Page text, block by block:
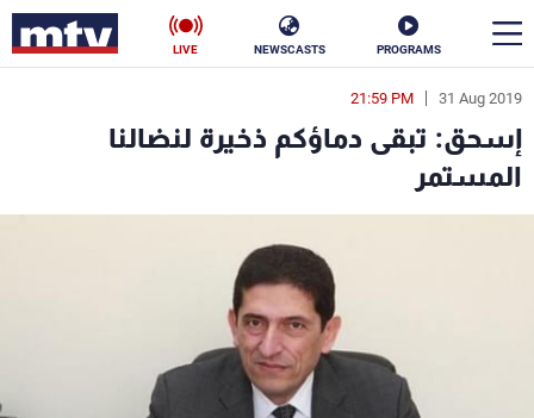
PROGRAMS
NEWSCASTS
LIVE
31 Aug 2019
21:59 PM
إسحق: تبقى دماؤكم ذخيرة لنضالنا
المستمر
en
الأخبار
سياسة ناس
فن
رياضة